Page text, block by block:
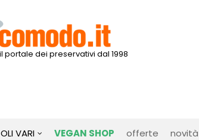
il portale dei preservativi dal 1998
VARI VEGAN SHOP offerte novità